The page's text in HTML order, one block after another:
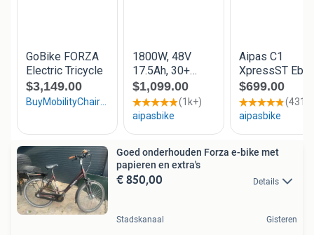
Goed onderhouden Forza e-bike met
papieren en extra's
€ 850,00 Details
Stadskanaal Gisteren